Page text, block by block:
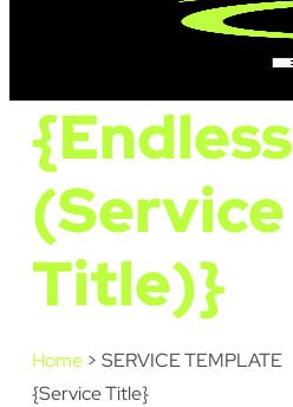
{Endless
(Service
Title)}
Home > SERVICE TEMPLATE
{Service Title}